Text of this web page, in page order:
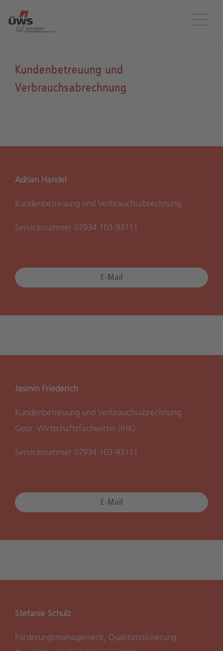
Menü
Kundenbetreuung und
Verbrauchsabrechnung
Adrian Handel
Kundenbetreuung und Verbrauchsabrechnung
Servicenummer 07934 103-93111
E-Mail
Jasmin Friederich
Kundenbetreuung und Verbrauchsabrechnung
Gepr. Wirtschaftsfachwirtin (IHK)
Servicenummer 07934 103-93111
E-Mail
Stefanie Schulz
Forderungsmanagement, Qualitätssicherung